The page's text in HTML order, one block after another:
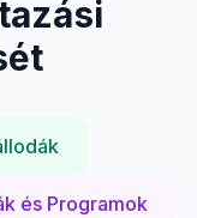
és Programok